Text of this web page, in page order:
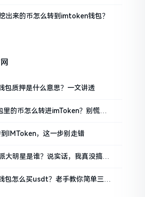
出来的币怎么转到imtoken钱包？
包质押是什么意思？一文讲透
里的币怎么转进imToken？别慌，
IMToken，这一步别走错
大明星是谁？说实话，我真没搞明
包怎么买usdt？老手教你简单三步